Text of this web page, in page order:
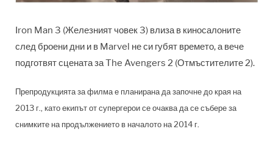
Iron Man 3 (Железният човек 3) влиза в киносалоните
след броени дни и в Marvel не си губят времето, а вече
подготвят сцената за The Avengers 2 (Отмъстителите 2).
Препродукцията за филма е планирана да започне до края на
2013 г., като екипът от супергерои се очаква да се събере за
снимките на продължението в началото на 2014 г.